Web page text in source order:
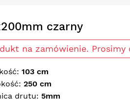
czarny
na zamówienie.
103 cm
250 cm
drutu: 5mm